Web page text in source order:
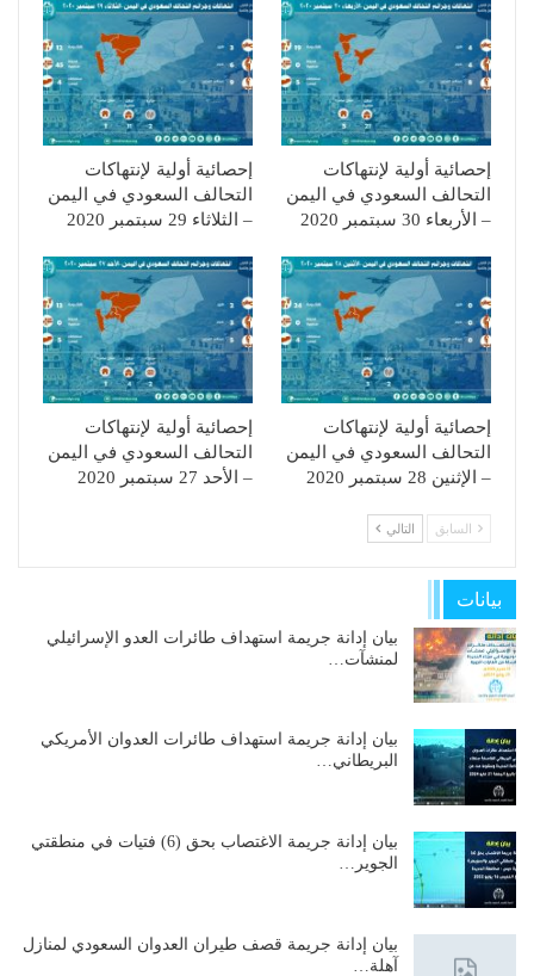
إحصائية أولية لإنتهاكات
التحالف السعودي في اليمن
– الأربعاء 30 سبتمبر 2020
إحصائية أولية لإنتهاكات
التحالف السعودي في اليمن
– الثلاثاء 29 سبتمبر 2020
إحصائية أولية لإنتهاكات
التحالف السعودي في اليمن
– الإثنين 28 سبتمبر 2020
إحصائية أولية لإنتهاكات
التحالف السعودي في اليمن
– الأحد 27 سبتمبر 2020
السابق التالي
بيانات
بيان إدانة جريمة استهداف طائرات العدو الإسرائيلي
لمنشآت…
بيان إدانة جريمة استهداف طائرات العدوان الأمريكي
البريطاني…
بيان إدانة جريمة الاغتصاب بحق (6) فتيات في منطقتي
الجوير…
بيان إدانة جريمة قصف طيران العدوان السعودي لمنازل
آهلة…